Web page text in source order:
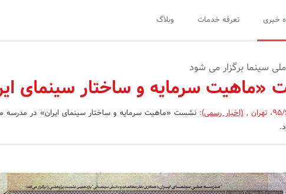
خبری تعرفه خدمات وبلاگ
سینما برگزار می شود
سرمایه و ساختار سینمای
،تهران ,(اخبار رسمی): نشست «ماهیت سرمایه و ساختار سینمای ایران» در مدرسه